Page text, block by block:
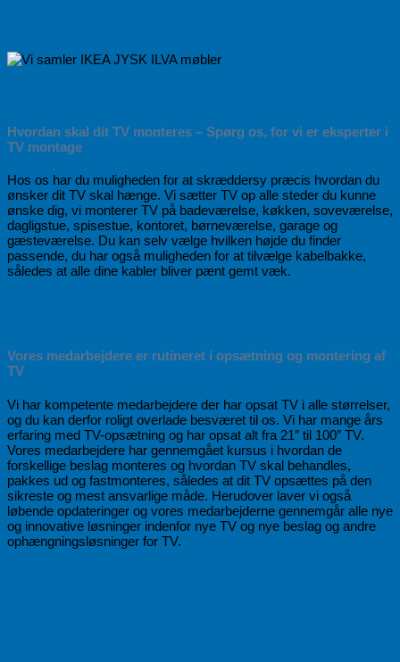
Hvordan skal dit TV monteres – Spørg os, for vi er eksperter i
TV montage
Hos os har du muligheden for at skræddersy præcis hvordan du
ønsker dit TV skal hænge. Vi sætter TV op alle steder du kunne
ønske dig, vi monterer TV på badeværelse, køkken, soveværelse,
dagligstue, spisestue, kontoret, børneværelse, garage og
gæsteværelse. Du kan selv vælge hvilken højde du finder
passende, du har også muligheden for at tilvælge kabelbakke,
således at alle dine kabler bliver pænt gemt væk.
Vores medarbejdere er rutineret i opsætning og montering af
TV
Vi har kompetente medarbejdere der har opsat TV i alle størrelser,
og du kan derfor roligt overlade besværet til os. Vi har mange års
erfaring med TV-opsætning og har opsat alt fra 21″ til 100″ TV.
Vores medarbejdere har gennemgået kursus i hvordan de
forskellige beslag monteres og hvordan TV skal behandles,
pakkes ud og fastmonteres, således at dit TV opsættes på den
sikreste og mest ansvarlige måde. Herudover laver vi også
løbende opdateringer og vores medarbejderne gennemgår alle nye
og innovative løsninger indenfor nye TV og nye beslag og andre
ophængningsløsninger for TV.